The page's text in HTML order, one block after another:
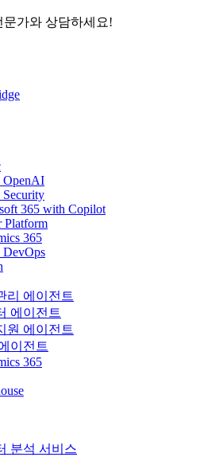
가와 상담하세요!
OpenAI
Security
365 with Copilot
Platform
365
DevOps
리 에이전트
에이전트
원 에이전트
이전트
365
분석 서비스